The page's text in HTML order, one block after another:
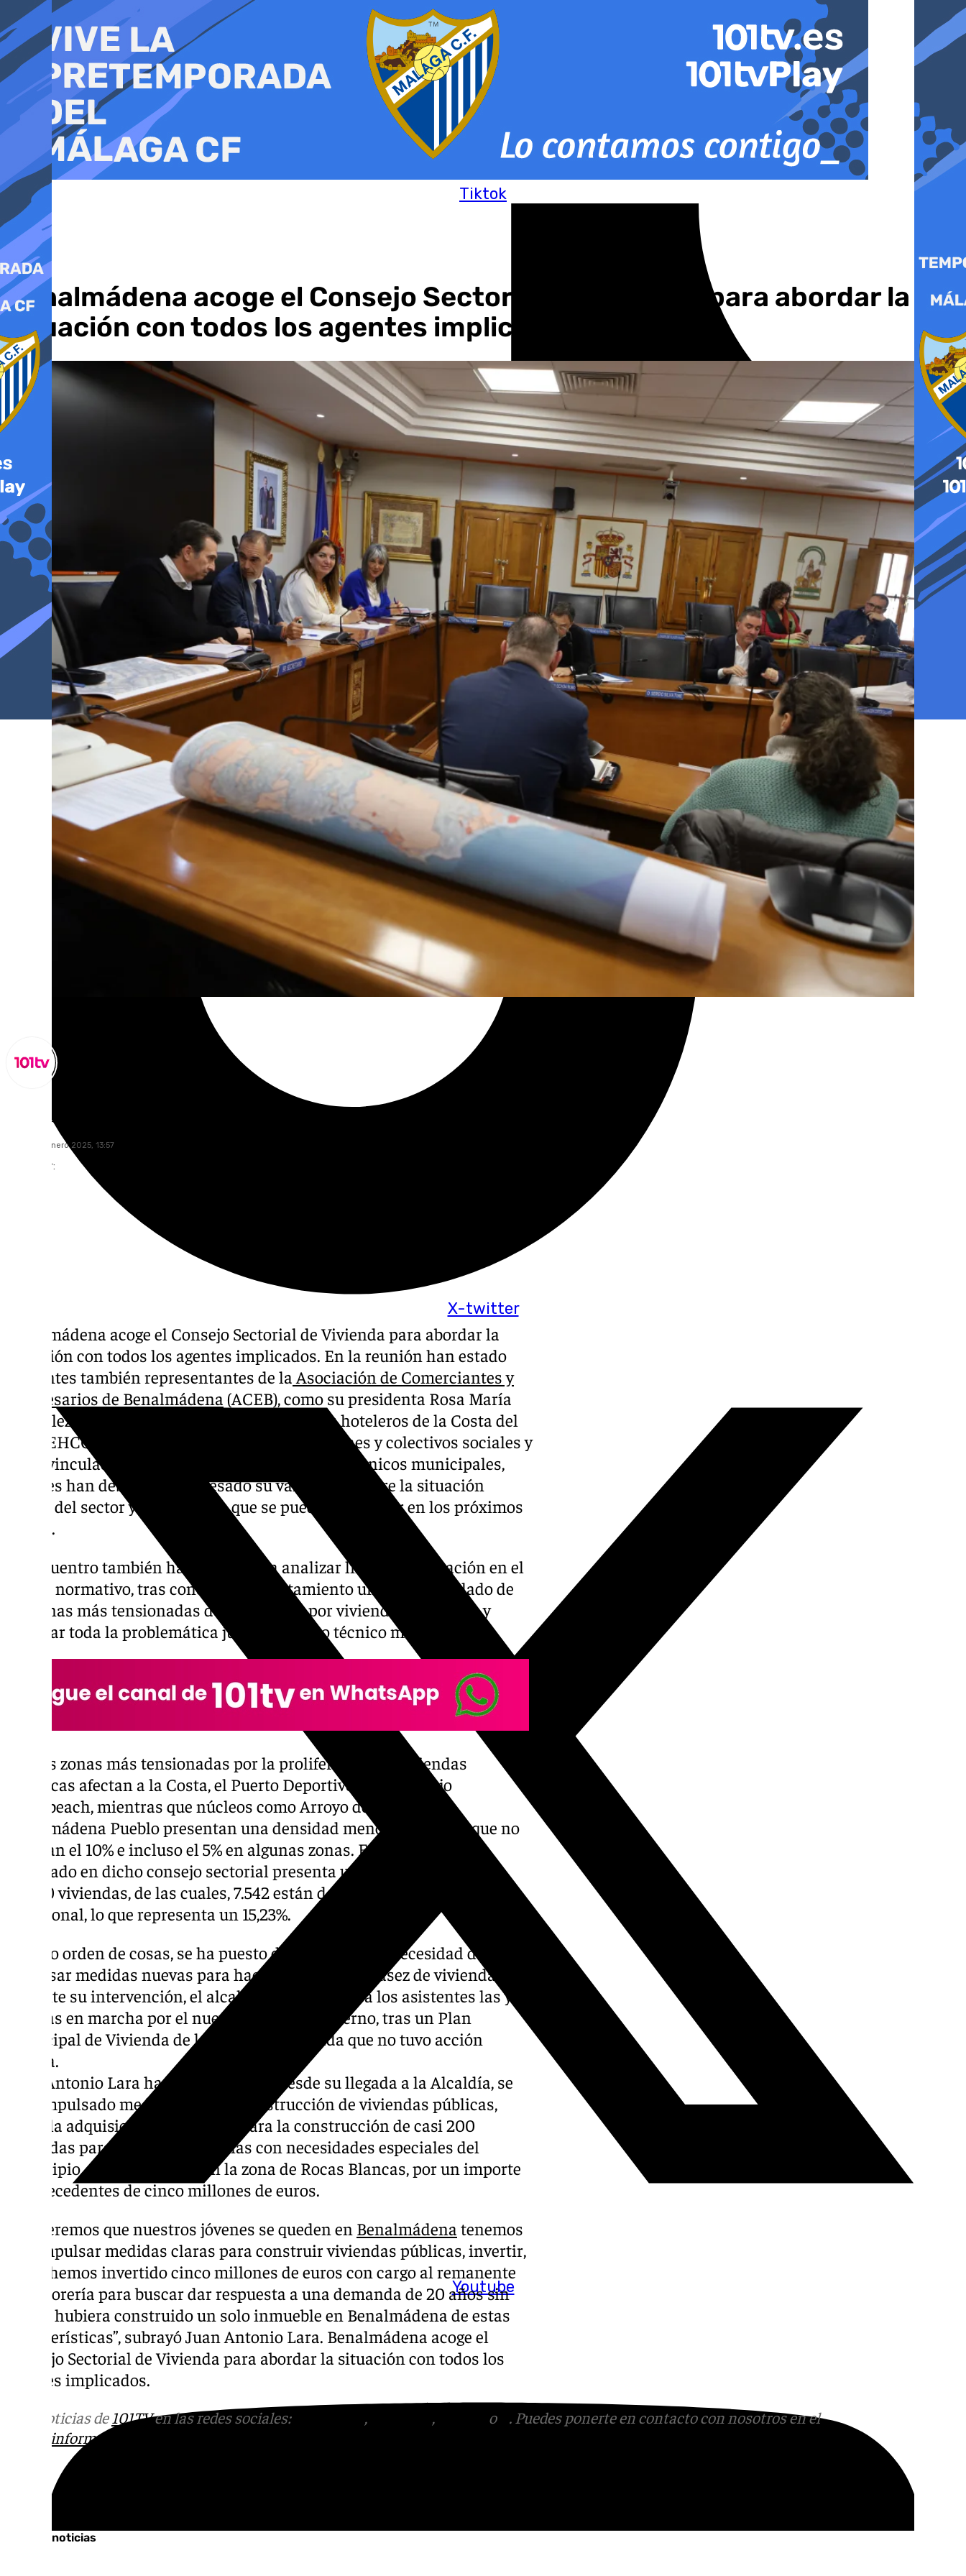
al
contenido
Tiktok
X-twitter
Youtube
Benalmádena acoge el Consejo Sectorial de Vivienda para abordar la
situación con todos los agentes implicados
Lynx Devs
jueves, 16 enero 2025, 13:57
Compartir:
Benalmádena acoge el Consejo Sectorial de Vivienda para abordar la
situación con todos los agentes implicados. En la reunión han estado
presentes también representantes de la Asociación de Comerciantes y
Empresarios de Benalmádena (ACEB), como su presidenta Rosa María
González Rubia, la Asociación de empresarios hoteleros de la Costa del
Sol (AEHCOS), agentes inmobiliarios, asociaciones y colectivos sociales y
otros vinculados al sector inmobiliario, junto a técnicos municipales,
quienes han debatido y expresado su valoración sobre la situación
actual del sector y las medidas que se pueden impulsar en los próximos
meses.
El encuentro también ha servido para analizar líneas de actuación en el
marco normativo, tras concluir el Ayuntamiento un mapa detallado de
las zonas más tensionadas del municipio por viviendas turísticas y
analizar toda la problemática junto al equipo técnico municipal.
Así, las zonas más tensionadas por la proliferación de viviendas
turísticas afectan a la Costa, el Puerto Deportivo y el complejo
Benalbeach, mientras que núcleos como Arroyo de la Miel y
Benalmádena Pueblo presentan una densidad menor, con cifras que no
superan el 10% e incluso el 5% en algunas zonas. En total, el mapa
analizado en dicho consejo sectorial presenta un volumen total de
49.500 viviendas, de las cuales, 7.542 están destinadas al alquiler
vacacional, lo que representa un 15,23%.
En otro orden de cosas, se ha puesto de manifiesto la necesidad de
impulsar medidas nuevas para hacer frente a la escasez de viviendas.
Durante su intervención, el alcalde ha enfatizado a los asistentes las ya
puestas en marcha por el nuevo equipo de gobierno, tras un Plan
Municipal de Vivienda de la legislatura pasada que no tuvo acción
alguna.
Juan Antonio Lara ha enfatizado que, desde su llegada a la Alcaldía, se
han impulsado medidas para la construcción de viviendas públicas,
como la adquisición de terrenos para la construcción de casi 200
viviendas para jóvenes y personas con necesidades especiales del
municipio, concretamente, en la zona de Rocas Blancas, por un importe
sin precedentes de cinco millones de euros.
“Si queremos que nuestros jóvenes se queden en Benalmádena tenemos
que impulsar medidas claras para construir viviendas públicas, invertir,
como hemos invertido cinco millones de euros con cargo al remanente
de Tesorería para buscar dar respuesta a una demanda de 20 años sin
que se hubiera construido un solo inmueble en Benalmádena de estas
características”, subrayó Juan Antonio Lara. Benalmádena acoge el
Consejo Sectorial de Vivienda para abordar la situación con todos los
agentes implicados.
Más noticias de 101TVen las redes sociales: , , o
. Puedes ponerte en contacto con nosotros en el
informativos@101tv.es
Últimas noticias